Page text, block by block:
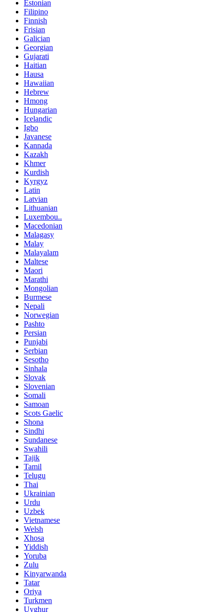
Estonian
Filipino
Finnish
Frisian
Galician
Georgian
Gujarati
Haitian
Hausa
Hawaiian
Hebrew
Hmong
Hungarian
Icelandic
Igbo
Javanese
Kannada
Kazakh
Khmer
Kurdish
Kyrgyz
Latin
Latvian
Lithuanian
Luxembou..
Macedonian
Malagasy
Malay
Malayalam
Maltese
Maori
Marathi
Mongolian
Burmese
Nepali
Norwegian
Pashto
Persian
Punjabi
Serbian
Sesotho
Sinhala
Slovak
Slovenian
Somali
Samoan
Scots Gaelic
Shona
Sindhi
Sundanese
Swahili
Tajik
Tamil
Telugu
Thai
Ukrainian
Urdu
Uzbek
Vietnamese
Welsh
Xhosa
Yiddish
Yoruba
Zulu
Kinyarwanda
Tatar
Oriya
Turkmen
Uyghur